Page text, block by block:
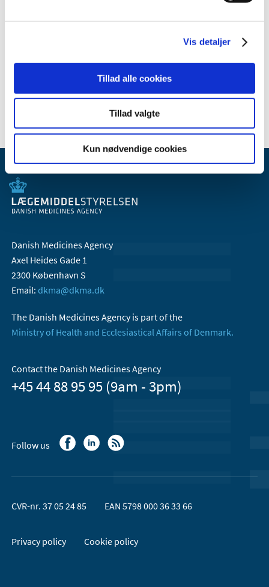
Vis detaljer
Tillad alle cookies
Tillad valgte
Kun nødvendige cookies
2008 (7)
2006 (10)
Danish Medicines Agency
Axel Heides Gade 1
2300 København S
Email: dkma@dkma.dk
The Danish Medicines Agency is part of the
Ministry of Health and Ecclesiastical Affairs of Denmark.
Contact the Danish Medicines Agency
+45 44 88 95 95 (9am - 3pm)
Follow us
CVR-nr. 37 05 24 85 EAN 5798 000 36 33 66
Privacy policy Cookie policy